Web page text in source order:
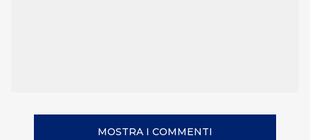
MOSTRA I COMMENTI